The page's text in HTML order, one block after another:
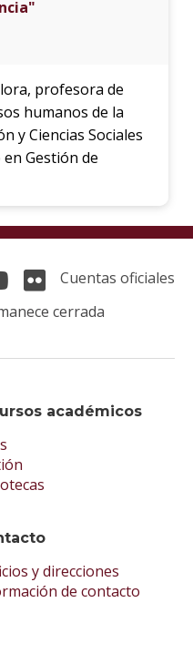
profesora de
humanos de la
y Ciencias Sociales
Gestión de
académicos
y direcciones
de contacto
Cuentas oficiales
cerrada